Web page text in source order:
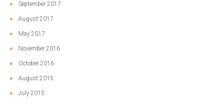
September 2017
August 2017
May 2017
November 2016
October 2016
August 2015
July 2015